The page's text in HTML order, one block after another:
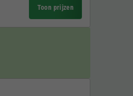
Toon prijzen